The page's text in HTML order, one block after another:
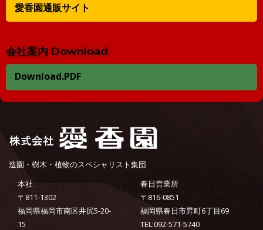
愛香園通販サイト
会社案内 Download
Download.PDF
造園・樹木・植物のスペシャリスト集団
本社
〒811-1302
福岡県福岡市南区井尻5-20-
15
春日営業所
〒816-0851
福岡県春日市昇町6丁目69
TEL:092-571-5740